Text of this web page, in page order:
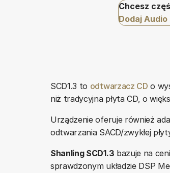
Chcesz
Dodaj Audio
SCD1.3 to odtwarzacz CD o
niż tradycyjna płyta CD, o
Urządzenie oferuje również
odtwarzania SACD/zwykłej
Shanling SCD1.3 bazuje na
sprawdzonym układzie DSP